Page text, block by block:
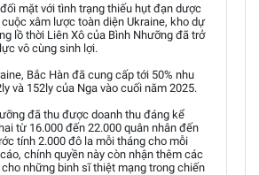
mặt với tình trạng thiếu hụt đạn dược
xâm lược toàn diện Ukraine, kho dự
lồ thời Liên Xô của Bình Nhưỡng đã trở
vô cùng sinh lợi.
Bắc Hàn đã cung cấp tới 50% nhu
và 152ly của Nga vào cuối năm 2025.
đã thu được doanh thu đáng kể
từ 16.000 đến 22.000 quân nhân đến
tính 2.000 đô la mỗi tháng cho mỗi
chính quyền này còn nhận thêm các
những binh sĩ thiệt mạng trong chiến